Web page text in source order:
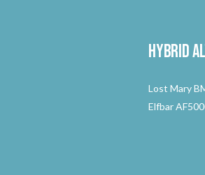
Hybrid
Lost Mary
Elfbar